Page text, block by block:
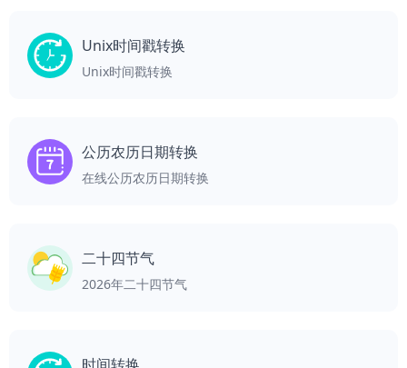
Unix时间戳转换
Unix时间戳转换
公历农历日期转换
在线公历农历日期转换
二十四节气
2026年二十四节气